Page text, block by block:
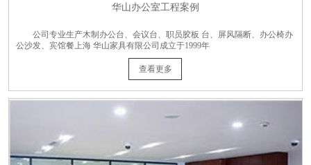
华山办公室工程案例
公司专业生产木制办公台、会议台、职员胶板 台、屏风隔断、办公椅办
公沙发、宾馆餐上海 华山家具有限公司成立于1999年
查看更多